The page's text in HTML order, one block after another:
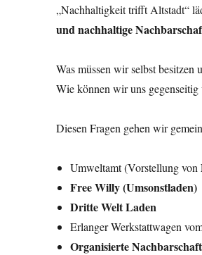
„Nachhaltigkeit trifft Altstadt“
und nachhaltige
Was müssen wir selbst
Wie können wir uns gegenseitig
Diesen Fragen gehen wir
Umweltamt (Vorstellung von
Free Willy (Umsonstladen)
Dritte Welt Laden
Erlanger Werkstattwagen
Organisierte